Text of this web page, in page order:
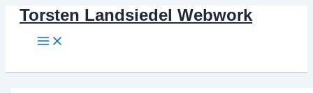
Zum
springen
Torsten Landsiedel Webwork